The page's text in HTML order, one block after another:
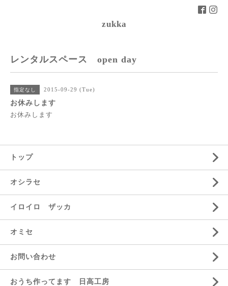
zukka
レンタルスペース open day
指定なし 2015-09-29 (Tue)
お休みします
お休みします
トップ
オシラセ
イロイロ ザッカ
オミセ
お問い合わせ
おうち作ってます 日高工房